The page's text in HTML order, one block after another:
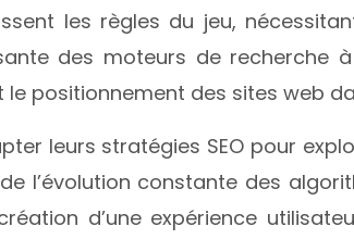
les règles du jeu,
des moteurs de recherche à
positionnement des sites web
leurs stratégies SEO pour
l’évolution constante des
d’une expérience